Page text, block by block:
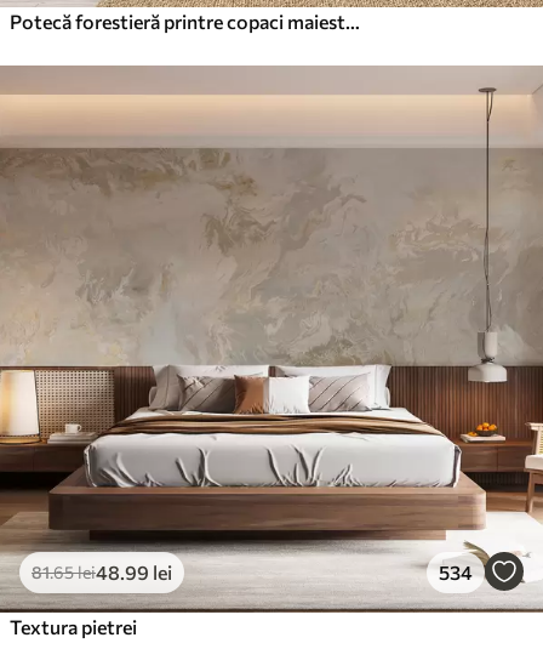
81.65lei48 .99 lei 534
Textura pietrei